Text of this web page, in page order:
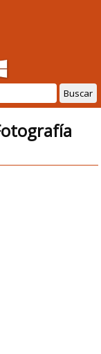
Buscar